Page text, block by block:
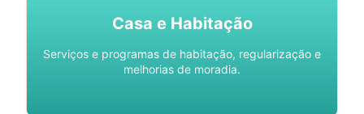
Casa e Habitação
Serviços e programas de habitação, regularização e
melhorias de moradia.